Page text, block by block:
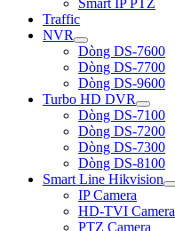
Smart IP PTZ
Traffic
NVR
Dòng DS-7600
Dòng DS-7700
Dòng DS-9600
Turbo HD DVR
Dòng DS-7100
Dòng DS-7200
Dòng DS-7300
Dòng DS-8100
Smart Line Hikvision
IP Camera
HD-TVI Camera
PTZ Camera